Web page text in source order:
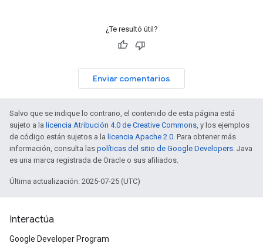
¿Te resultó útil?
Enviar comentarios
Salvo que se indique lo contrario, el contenido de esta página está
sujeto a la licencia Atribución 4.0 de Creative Commons, y los ejemplos
de código están sujetos a la licencia Apache 2.0. Para obtener más
información, consulta las políticas del sitio de Google Developers. Java
es una marca registrada de Oracle o sus afiliados.
Última actualización: 2025-07-25 (UTC)
Interactúa
Google Developer Program